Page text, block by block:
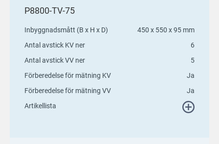
P8800-TV-75
Inbyggnadsmått (B x H x D)
450 x 550 x 95 mm
Antal avstick KV ner
6
Antal avstick VV ner
5
Förberedelse för mätning KV
Ja
Förberedelse för mätning VV
Ja
Artikellista